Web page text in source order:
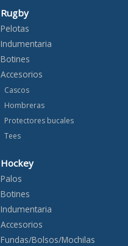
Rugby
Pelotas
Indumentaria
Botines
Accesorios
Cascos
Hombreras
Protectores bucales
Tees
Hockey
Palos
Botines
Indumentaria
Accesorios
Fundas/Bolsos/Mochilas